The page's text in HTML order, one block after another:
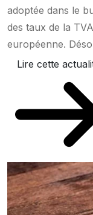
adoptée dans le
des taux de la
européenne.
Lire cette